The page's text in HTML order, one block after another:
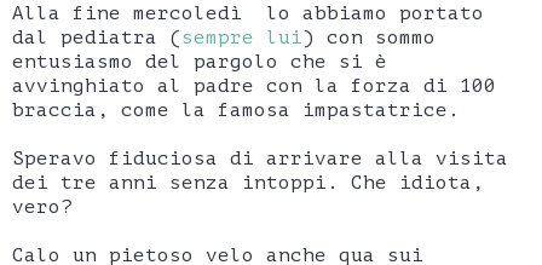
Alla fine mercoledì lo abbiamo portato
dal pediatra (sempre lui) con sommo
entusiasmo del pargolo che si è
avvinghiato al padre con la forza di 100
braccia, come la famosa impastatrice.
Speravo fiduciosa di arrivare alla visita
dei tre anni senza intoppi. Che idiota,
vero?
Calo un pietoso velo anche qua sui